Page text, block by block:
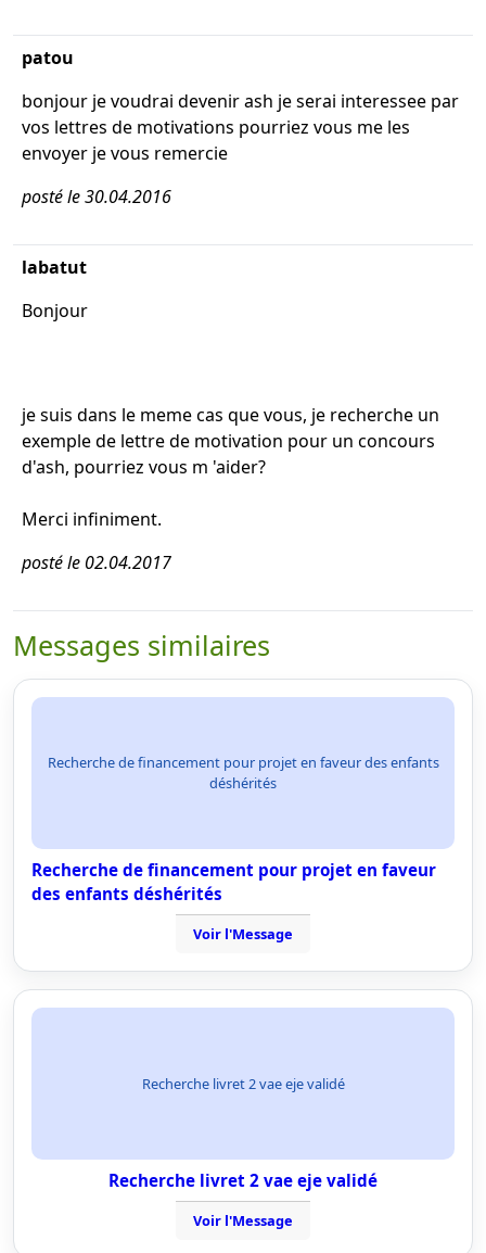
patou
bonjour je voudrai devenir ash je serai interessee par
vos lettres de motivations pourriez vous me les
envoyer je vous remercie
posté le 30.04.2016
labatut
Bonjour
je suis dans le meme cas que vous, je recherche un
exemple de lettre de motivation pour un concours
d'ash, pourriez vous m 'aider?
Merci infiniment.
posté le 02.04.2017
Messages similaires
Recherche de financement pour projet en faveur des enfants
déshérités
Recherche de financement pour projet en faveur
des enfants déshérités
Voir l'Message
Recherche livret 2 vae eje validé
Recherche livret 2 vae eje validé
Voir l'Message